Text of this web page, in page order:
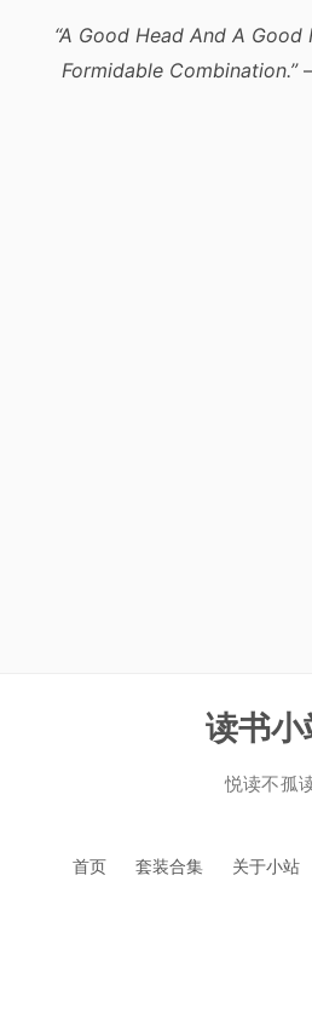
“A Good Head And A
Formidable Combination.”
读书小
悦读不孤
首页 套装合集 关于小站